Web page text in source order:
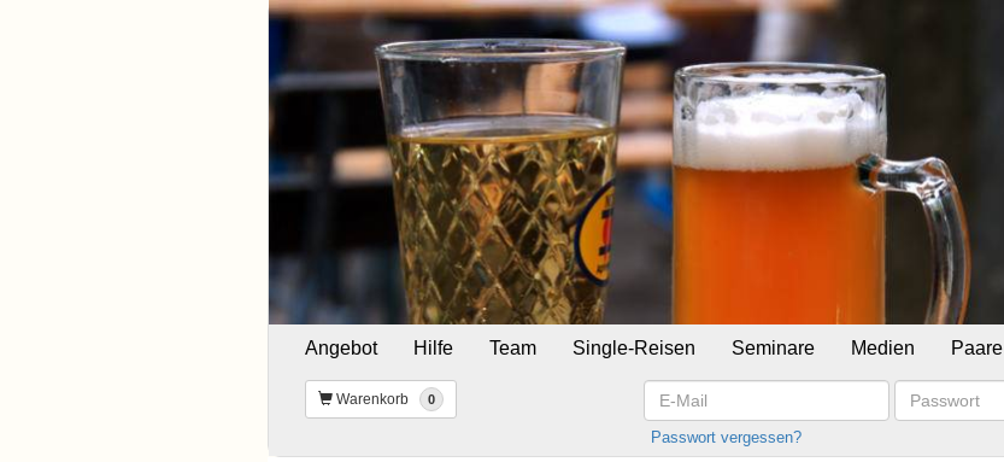
Angebot Hilfe Team Single-Reisen Seminare Medien Paare
Warenkorb 0
E-
Mail
Passwort
Passwort vergessen?